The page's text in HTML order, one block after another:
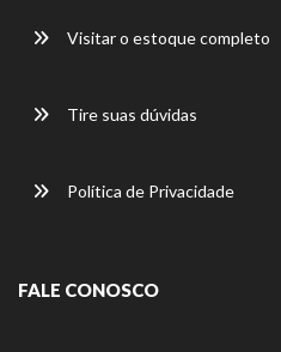
Visitar o estoque completo
Tire suas dúvidas
Política de Privacidade
FALE CONOSCO